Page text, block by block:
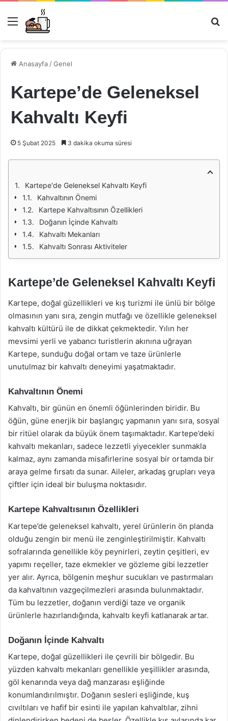
Menü
Anasayfa /Genel
Kartepe’de Geleneksel
Kahvaltı Keyfi
5 Şubat 2025 3 dakika okuma süresi
Kartepe'de Geleneksel Kahvaltı Keyfi
Kahvaltının Önemi
Kartepe Kahvaltısının Özellikleri
Doğanın İçinde Kahvaltı
Kahvaltı Mekanları
Kahvaltı Sonrası Aktiviteler
Kartepe’de Geleneksel Kahvaltı Keyfi
Kartepe, doğal güzellikleri ve kış turizmi ile ünlü bir bölge
olmasının yanı sıra, zengin mutfağı ve özellikle geleneksel
kahvaltı kültürü ile de dikkat çekmektedir. Yılın her
mevsimi yerli ve yabancı turistlerin akınına uğrayan
Kartepe, sunduğu doğal ortam ve taze ürünlerle
unutulmaz bir kahvaltı deneyimi yaşatmaktadır.
Kahvaltının Önemi
Kahvaltı, bir günün en önemli öğünlerinden biridir. Bu
öğün, güne enerjik bir başlangıç yapmanın yanı sıra, sosyal
bir ritüel olarak da büyük önem taşımaktadır. Kartepe’deki
kahvaltı mekanları, sadece lezzetli yiyecekler sunmakla
kalmaz, aynı zamanda misafirlerine sosyal bir ortamda bir
araya gelme fırsatı da sunar. Aileler, arkadaş grupları veya
çiftler için ideal bir buluşma noktasıdır.
Kartepe Kahvaltısının Özellikleri
Kartepe’de geleneksel kahvaltı, yerel ürünlerin ön planda
olduğu zengin bir menü ile zenginleştirilmiştir. Kahvaltı
sofralarında genellikle köy peynirleri, zeytin çeşitleri, ev
yapımı reçeller, taze ekmekler ve gözleme gibi lezzetler
yer alır. Ayrıca, bölgenin meşhur sucukları ve pastırmaları
da kahvaltının vazgeçilmezleri arasında bulunmaktadır.
Tüm bu lezzetler, doğanın verdiği taze ve organik
ürünlerle hazırlandığında, kahvaltı keyfi katlanarak artar.
Doğanın İçinde Kahvaltı
Kartepe, doğal güzellikleri ile çevrili bir bölgedir. Bu
yüzden kahvaltı mekanları genellikle yeşillikler arasında,
göl kenarında veya dağ manzarası eşliğinde
konumlandırılmıştır. Doğanın sesleri eşliğinde, kuş
cıvıltıları ve hafif bir esinti ile yapılan kahvaltılar, zihni